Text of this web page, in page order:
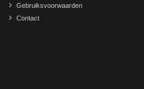
Gebruiksvoorwaarden
Contact